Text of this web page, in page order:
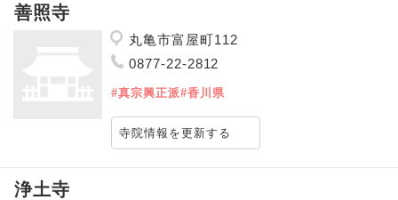
善照寺
丸亀市富屋町112
0877-22-2812
#真宗興正派#香川県
寺院情報を更新する
浄土寺